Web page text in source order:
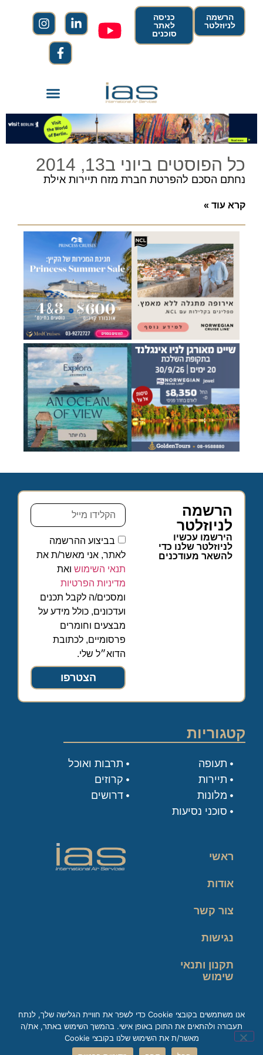
הרשמה
לניוזלטר
כניסה
לאתר
סוכנים
כל הפוסטים ביוני ב13, 2014
נחתם הסכם להפרטת חברת מזח תיירות אילת
קרא עוד »
הרשמה
לניוזלטר
הירשמו עכשיו
לניוזלטר שלנו כדי
להשאר מעודכנים
בביצוע ההרשמה
לאתר, אני מאשר/ת את
תנאי השימוש ואת
מדיניות הפרטיות
ומסכים/ה לקבל תכנים
ועדכונים, כולל מידע על
מבצעים וחומרים
פרסומיים, לכתובת
הדוא״ל שלי.
הצטרפו
קטגוריות
תעופה
תיירות
מלונות
סוכני נסיעות
תרבות ואוכל
קרוזים
דרושים
ראשי
אודות
צור קשר
נגישות
תקנון ותנאי
שימוש
זכות עיון במידע
אנו משתמשים בקובצי Cookie כדי לשפר את חוויית הגלישה שלך, לנתח
תעבורה ולהתאים את התוכן באופן אישי. בהמשך השימוש באתר, את/ה
מאשר/ת את השימוש שלנו בקובצי Cookie